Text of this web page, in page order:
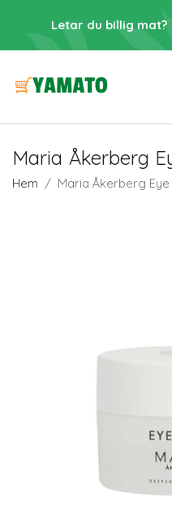
Letar du billig mat?
Maria Åkerberg
Hem Maria Åkerberg Eye